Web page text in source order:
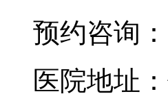
预约咨询：
医院地址